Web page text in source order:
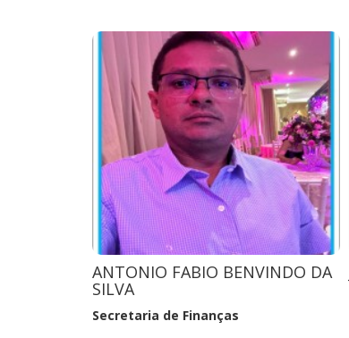
FRANCISCA MARCIA GUIMARÃES
SILVEIRA SOARES
Secretaria De Saúde